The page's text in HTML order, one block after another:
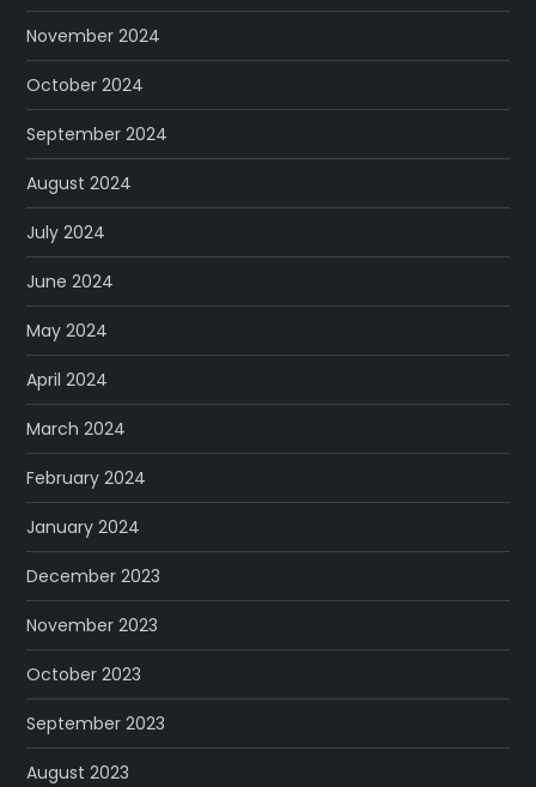
November 2024
October 2024
September 2024
August 2024
July 2024
June 2024
May 2024
April 2024
March 2024
February 2024
January 2024
December 2023
November 2023
October 2023
September 2023
August 2023